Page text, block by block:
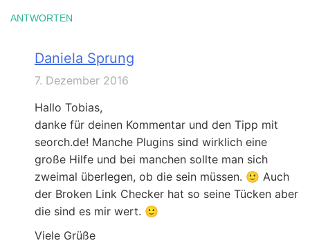
ANTWORTEN
Daniela Sprung
7. Dezember 2016
Hallo Tobias,
danke für deinen Kommentar und den Tipp mit
seorch.de! Manche Plugins sind wirklich eine
große Hilfe und bei manchen sollte man sich
zweimal überlegen, ob die sein müssen. 🙂 Auch
der Broken Link Checker hat so seine Tücken aber
die sind es mir wert. 🙂
Viele Grüße